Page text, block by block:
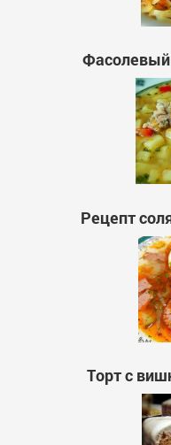
Фасолевый
Рецепт
Торт с